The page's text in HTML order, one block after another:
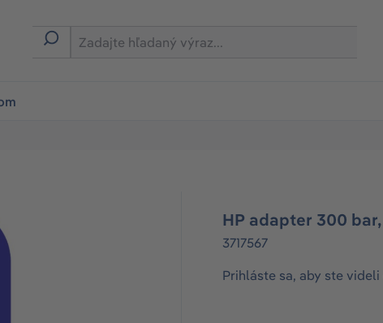
HP adapter 300
3717567
Prihláste sa, aby ste videli